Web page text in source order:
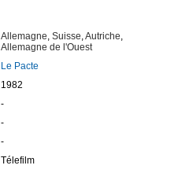
Allemagne, Suisse,Autriche,
Allemagne de l'Ouest
Le Pacte
1982
-
-
-
Télefilm